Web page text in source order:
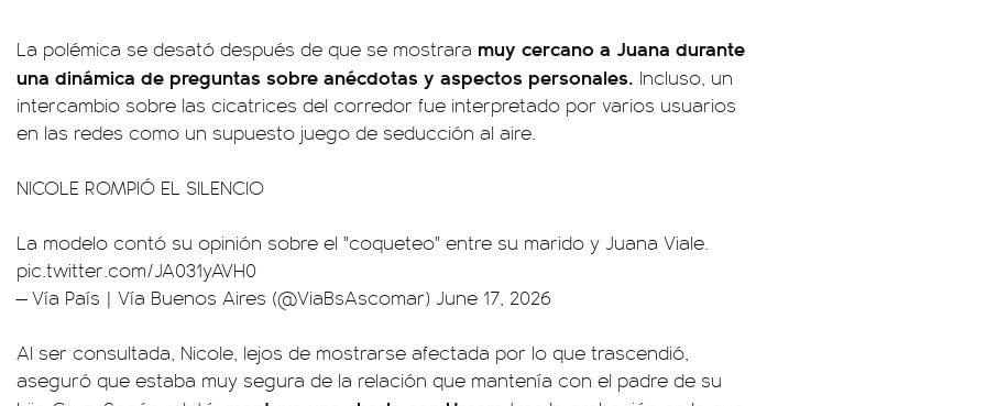
La polémica se desató después de que se mostrara muy cercano a Juana durante
una dinámica de preguntas sobre anécdotas y aspectos personales. Incluso, un
intercambio sobre las cicatrices del corredor fue interpretado por varios usuarios
en las redes como un supuesto juego de seducción al aire.
NICOLE ROMPIÓ EL SILENCIO
La modelo contó su opinión sobre el "coqueteo" entre su marido y Juana Viale.
pic.twitter.com/JA031yAVH0
— Vía País | Vía Buenos Aires (@ViaBsAscomar) June 17, 2026
Al ser consultada, Nicole, lejos de mostrarse afectada por lo que trascendió,
aseguró que estaba muy segura de la relación que mantenía con el padre de su